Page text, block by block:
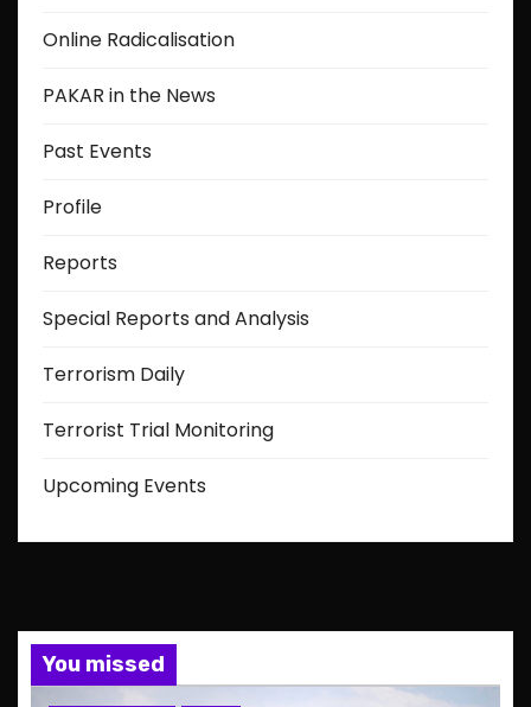
Online Radicalisation
PAKAR in the News
Past Events
Profile
Reports
Special Reports and Analysis
Terrorism Daily
Terrorist Trial Monitoring
Upcoming Events
You missed